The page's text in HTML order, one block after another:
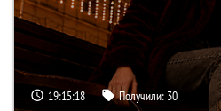
19:15:17 Получили: 30